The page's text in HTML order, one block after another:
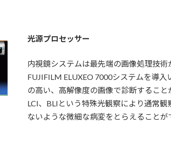
光源プロセッサー
内視鏡システムは最先端の画像処理技術
FUJIFILM ELUXEO 7000システムを導
の高い、高解像度の画像で診断すること
LCI、BLIという特殊光観察により通常
ないような微細な病変をとらえることが